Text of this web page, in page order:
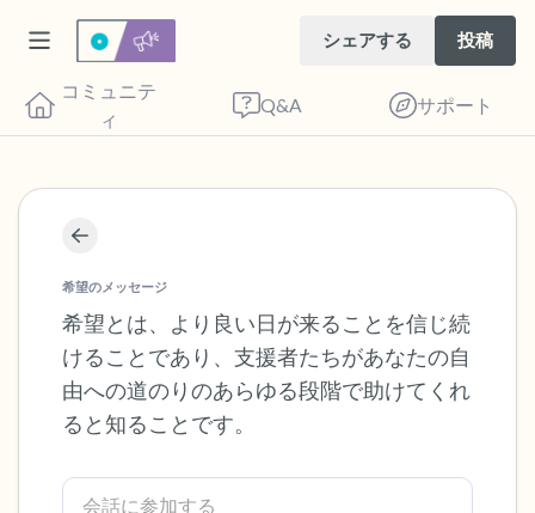
シェアする 投稿
コミュニテ
ィ
Q&A サポート
希望のメッセージ
希望とは、より良い日が来ることを信じ続
けることであり、支援者たちがあなたの自
由への道のりのあらゆる段階で助けてくれ
ると知ることです。
座り心地の良い場所を見つけてください。
目を軽く閉じて、深呼吸を数回します。鼻
から息を吸い（3つ数え）、口から息を吐
きます（3つ数え）。さあ、目を開けて周
りを見回してください。以下のことを声に
出して言ってみてください。
見えるもの5つ（部屋の中と窓の外を見る